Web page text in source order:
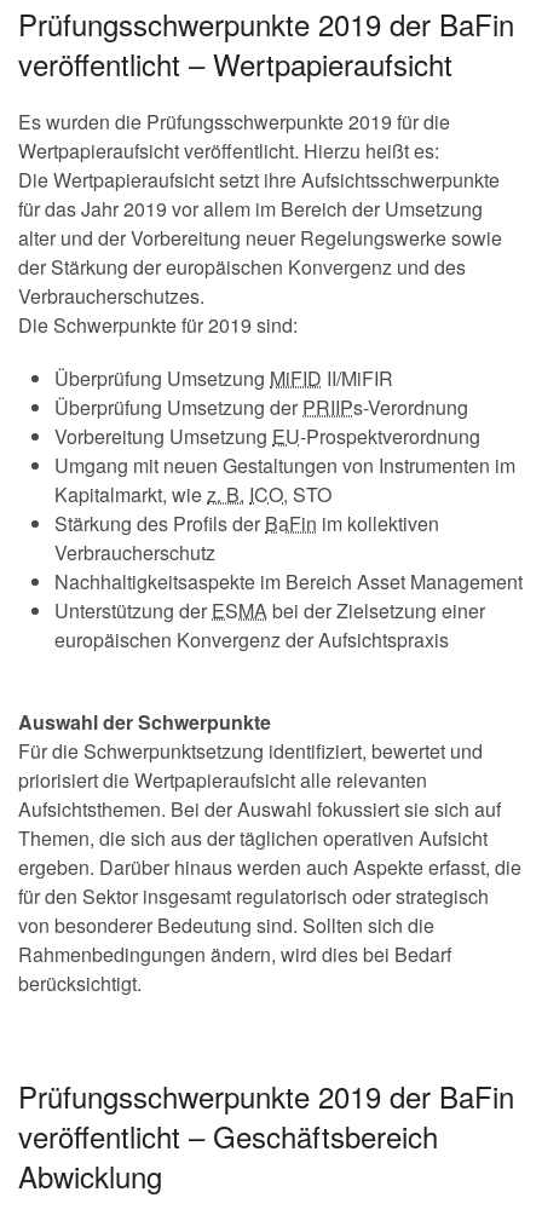
Prüfungsschwerpunkte 2019 der BaFin
veröffentlicht – Wertpapieraufsicht
Es wurden die Prüfungsschwerpunkte 2019 für die
Wertpapieraufsicht veröffentlicht. Hierzu heißt es:
Die Wertpapieraufsicht setzt ihre Aufsichtsschwerpunkte
für das Jahr 2019 vor allem im Bereich der Umsetzung
alter und der Vorbereitung neuer Regelungswerke sowie
der Stärkung der europäischen Konvergenz und des
Verbraucherschutzes.
Die Schwerpunkte für 2019 sind:
Überprüfung Umsetzung MiFID II/MiFIR
Überprüfung Umsetzung der PRIIPs-Verordnung
Vorbereitung Umsetzung EU-Prospektverordnung
Umgang mit neuen Gestaltungen von Instrumenten im
Kapitalmarkt, wiez. B. ICO, STO
Stärkung des Profils der BaFin im kollektiven
Verbraucherschutz
Nachhaltigkeitsaspekte im Bereich Asset Management
Unterstützung der ESMAbei der Zielsetzung einer
europäischen Konvergenz der Aufsichtspraxis
Auswahl der Schwerpunkte
Für die Schwerpunktsetzung identifiziert, bewertet und
priorisiert die Wertpapieraufsicht alle relevanten
Aufsichtsthemen. Bei der Auswahl fokussiert sie sich auf
Themen, die sich aus der täglichen operativen Aufsicht
ergeben. Darüber hinaus werden auch Aspekte erfasst, die
für den Sektor insgesamt regulatorisch oder strategisch
von besonderer Bedeutung sind. Sollten sich die
Rahmenbedingungen ändern, wird dies bei Bedarf
berücksichtigt.
Prüfungsschwerpunkte 2019 der BaFin
veröffentlicht – Geschäftsbereich
Abwicklung